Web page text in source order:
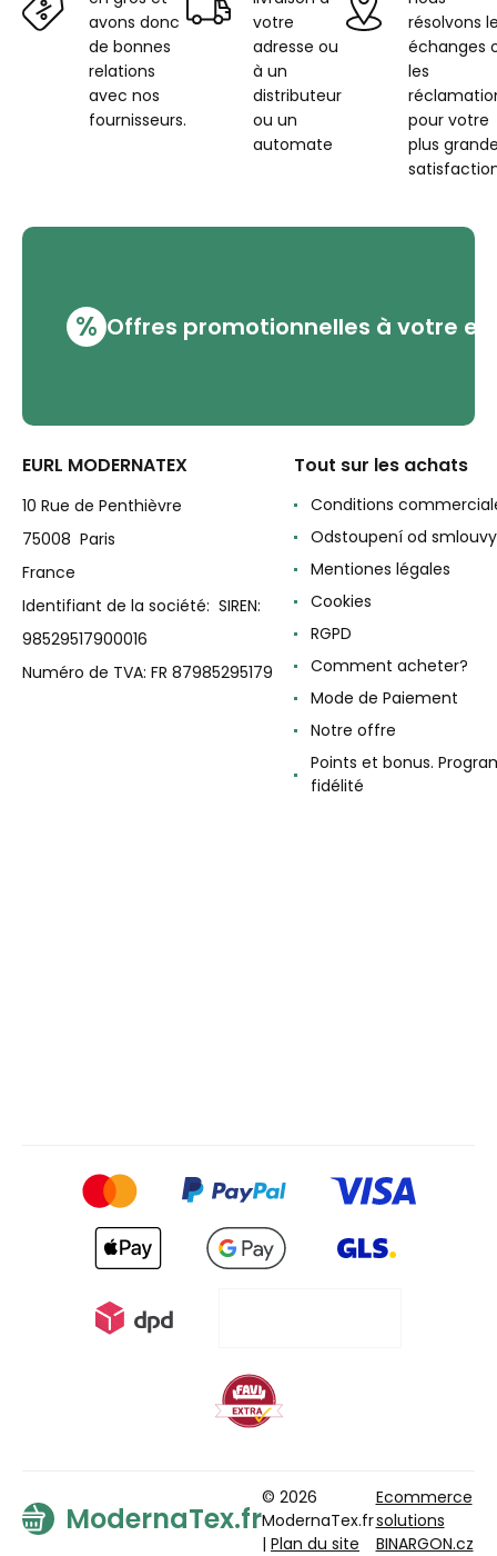
avons donc
de bonnes
relations
avec nos
fournisseurs.
votre
adresse ou
à un
distributeur
ou un
automate
résolvons
échanges
les
pour votre
plus
% Offres promotionnelles à votre
EURL MODERNATEX
10 Rue de Penthièvre
75008 Paris
France
Identifiant de la société: SIREN:
98529517900016
Numéro de TVA: FR 87985295179
Tout sur les achats
Conditions
Odstoupení od smlouvy
Mentiones légales
Cookies
RGPD
Comment acheter?
Mode de Paiement
Notre offre
Points et bonus.
fidélité
ModernaTex.fr
© 2026
ModernaTex.fr
| Plan du site
Ecommerce
solutions
BINARGON.cz